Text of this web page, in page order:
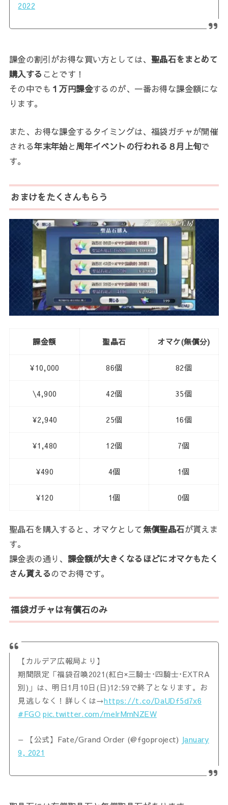
2022
課金の割引がお得な買い方としては、 聖晶石をまとめて
購入する ことです！
その中でも １万円課金するのが、一番お得な課金額にな
ります。
また、お得な課金するタイミングは、福袋ガチャが開催
される年末年始と周年イベントの行われる８月上旬で
す。
おまけをたくさんもらう
課金額 聖晶石 オマケ(無償分)
¥10,000 86個 82個
\4,900 42個 35個
¥2,940 25個 16個
¥1,480 12個 7個
¥490 4個 1個
¥120 1個 0個
聖晶石を購入すると、オマケとして無償聖晶石が貰えま
す。
課金表の通り、 課金額が大きくなるほどにオマケもたく
さん貰えるのでお得です。
福袋ガチャは有償石のみ
【カルデア広報局より】
期間限定「福袋召喚2021(紅白×三騎士･四騎士･EXTRA
別)」は、明日1月10日(日)12:59で終了となります。お
見逃しなく！詳しくは→https://t.co/DaUDf5d7x6
#FGO pic.twitter.com/melrMmNZEW
— 【公式】Fate/Grand Order (@fgoproject) January
9, 2021